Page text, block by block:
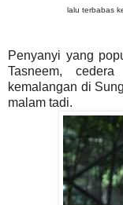
lalu terbabas
Penyanyi yang
Tasneem,
kemalangan di
malam tadi.